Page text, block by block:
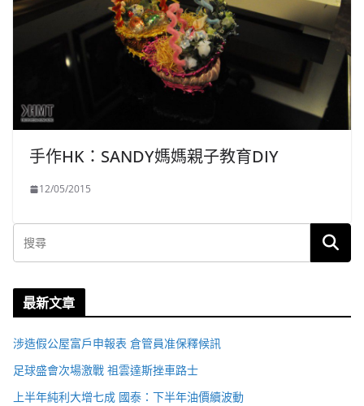
手作HK：SANDY媽媽親子教育DIY
12/05/2015
最新文章
涉造假公屋富戶申報表 倉管員准保釋候訊
足球盛會次場激戰 祖雲達斯挫車路士
上半年純利大增七成 國泰：下半年油價續波動